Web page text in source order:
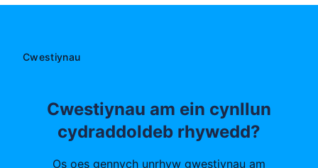
Cwestiynau
Cwestiynau am ein cynllun
cydraddoldeb rhywedd?
Os oes gennych unrhyw gwestiynau am